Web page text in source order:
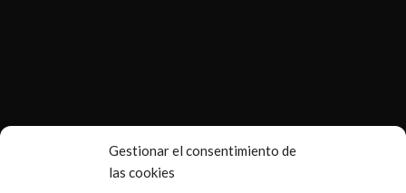
Gestionar el consentimiento de
las cookies